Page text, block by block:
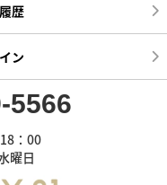
歴
ン
5566
：00
曜日